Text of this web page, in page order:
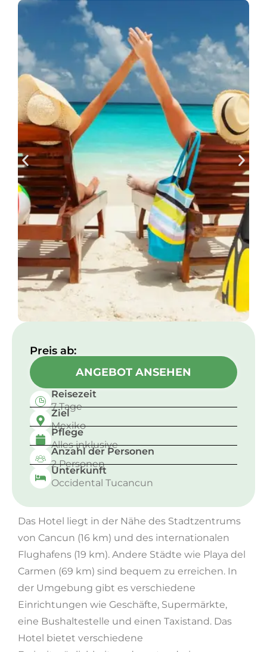
Preis ab:​
ANGEBOT ANSEHEN
Reisezeit
7 Tage
Ziel
Mexiko
Pflege
Alles inklusive
Anzahl der Personen
2 Personen
Unterkunft
Occidental Tucancun
Das Hotel liegt in der Nähe des Stadtzentrums
von Cancun (16 km) und des internationalen
Flughafens (19 km). Andere Städte wie Playa del
Carmen (69 km) sind bequem zu erreichen. In
der Umgebung gibt es verschiedene
Einrichtungen wie Geschäfte, Supermärkte,
eine Bushaltestelle und einen Taxistand. Das
Hotel bietet verschiedene